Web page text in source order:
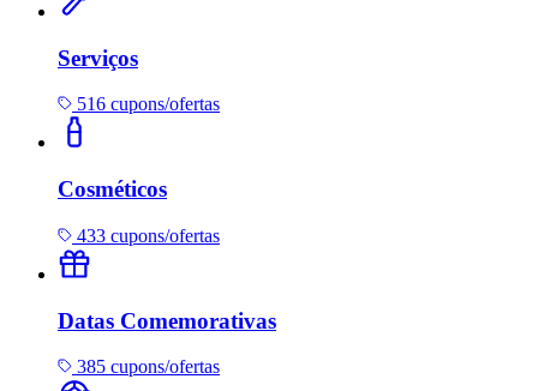
Serviços
516 cupons/ofertas
Cosméticos
433 cupons/ofertas
Datas Comemorativas
385 cupons/ofertas